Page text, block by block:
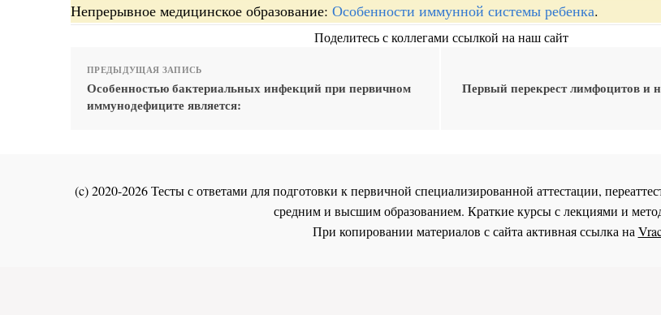
Непрерывное медицинское образование: Особенности иммунной системы ребенка.
Поделитесь с коллегами ссылкой на наш сайт
ПРЕДЫДУЩАЯ ЗАПИСЬ
Особенностью бактериальных инфекций при первичном
иммунодефиците является:
Первый перекрест лимфоцитов и
(c) 2020-2026 Тесты с ответами для подготовки к первичной специализированной аттестации,
средним и высшим образованием. Краткие курсы с лекциями и
При копировании материалов с сайта активная ссылка на